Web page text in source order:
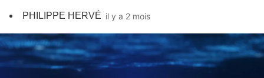
PHILIPPE HERVÉ il y a 2 mois